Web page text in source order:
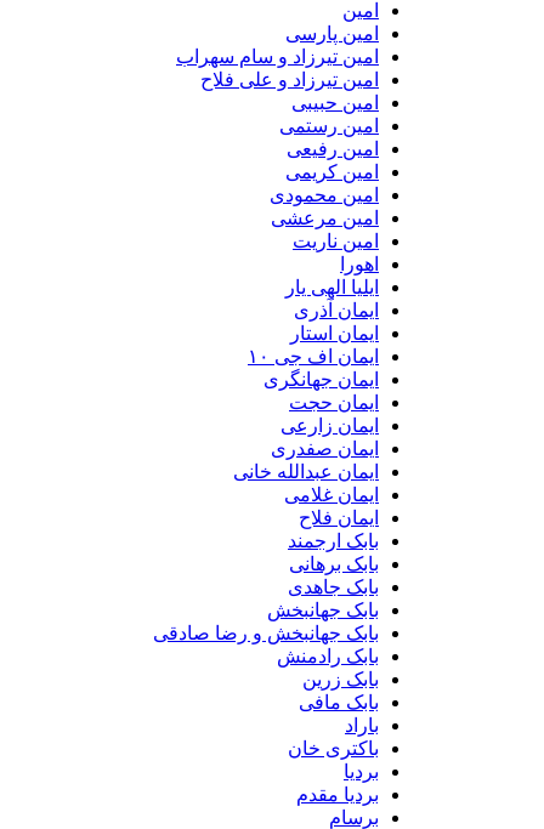
امین پارسی
امین تیرزاد و سام سهراب
امین تیرزاد و علی فلاح
امین حبیبی
امین رستمی
امین رفیعی
امین کریمی
امین محمودی
امین مرعشی
امین ناریت
ایلیا الهی یار
ایمان آذری
ایمان استار
ایمان اف جی ۱۰
ایمان جهانگری
ایمان حجت
ایمان زارعی
ایمان صفدری
ایمان عبدالله خانی
ایمان غلامی
ایمان فلاح
بابک ارجمند
بابک برهانی
بابک جاهدی
بابک جهانبخش
بابک جهانبخش و رضا صادقی
بابک رادمنش
بابک زرین
بابک مافی
باکتری خان
بردیا مقدم